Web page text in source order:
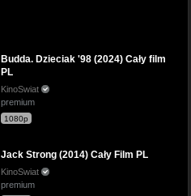
Budda. Dzieciak '98 (2024) Cały film
PL
KinoSwiat
premium
1080p
Jack Strong (2014) Cały Film PL
KinoSwiat
premium